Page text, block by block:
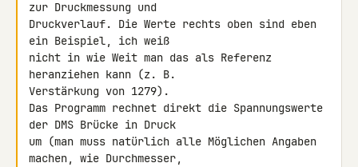
zur Druckmessung und
Druckverlauf. Die Werte rechts oben sind eben
ein Beispiel, ich weiß
nicht in wie Weit man das als Referenz
heranziehen kann (z. B.
Verstärkung von 1279).
Das Programm rechnet direkt die Spannungswerte
der DMS Brücke in Druck
um (man muss natürlich alle Möglichen Angaben
machen, wie Durchmesser,